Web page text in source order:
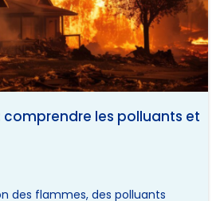
les polluants et
des flammes, des polluants